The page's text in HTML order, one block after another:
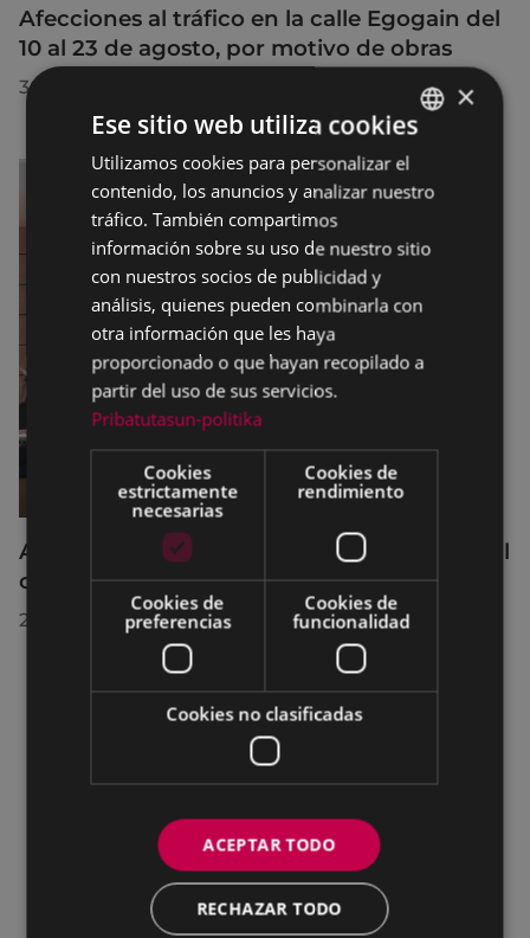
Afecciones al tráfico en la calle Egogain del
10 al 23 de agosto, por motivo de obras
30/07/2026
Acuerdos adoptados por el Pleno Municipal
celebrado el 27 de julio de 2026
28/07/2026
BASQUE
SPANISH
×
Ese sitio web utiliza cookies
Utilizamos cookies para personalizar el
contenido, los anuncios y analizar nuestro
tráfico. También compartimos
información sobre su uso de nuestro sitio
con nuestros socios de publicidad y
análisis, quienes pueden combinarla con
otra información que les haya
proporcionado o que hayan recopilado a
partir del uso de sus servicios.
Pribatutasun-politika
Cookies
estrictamente
necesarias
Cookies de
rendimiento
Cookies de
preferencias
Cookies de
funcionalidad
Cookies no clasificadas
ACEPTAR TODO
RECHAZAR TODO